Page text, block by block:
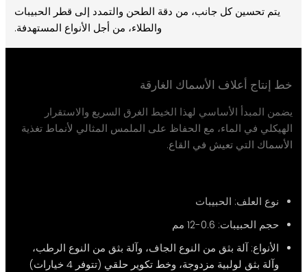
يتم تحسين كل جانب، من دقة الطحن والتمدد إلى قطر الحبيبات
والطلاء، من أجل الأنواع المستهدفة.
خط إنتاج أعلاف الأسماك الغارقة
يضمن المبدأ الأساسي لهذا الخيط الغرق السريع والاستقرار
الهيكلي في الماء، مع الحفاظ على الملمس المثالي لأنماط تغذية
الأسماك التي تعيش في القاع.
نوع العلف: الحبيبات
حجم الحبيبات: 0.6-12 مم
الأنواع: آلة بثق من النوع الجاف، وآلة بثق من النوع الرطب،
وآلة بثق لولبية مزدوجة، وخط تكوير حلقي (تتوفر 4 خيارات)